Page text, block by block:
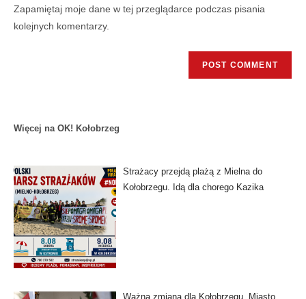
Zapamiętaj moje dane w tej przeglądarce podczas pisania
kolejnych komentarzy.
Więcej na OK! Kołobrzeg
Strażacy przejdą plażą z Mielna do
Kołobrzegu. Idą dla chorego Kazika
Ważna zmiana dla Kołobrzegu. Miasto